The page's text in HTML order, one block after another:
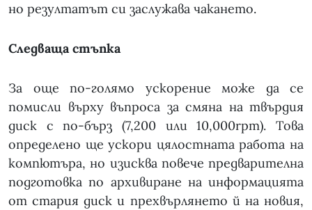
но резултатът си заслужава чакането.
Следваща стъпка
За още по-голямо ускорение може да се
помисли върху въпроса за смяна на твърдия
диск с по-бърз (7,200 или 10,000rpm). Това
определено ще ускори цялостната работа на
компютъра, но изисква повече предварителна
подготовка по архивиране на информацията
от стария диск и прехвърлянето й на новия,